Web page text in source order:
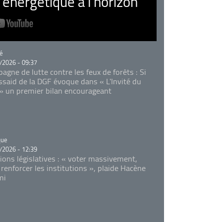
- 09:37
de lutte contre les feux de forêts : Si
de la DGF évoque dans « L'Invité du
un premier bilan encourageant
- 12:39
législatives : « voter massivement,
les institutions », plaide Hacène